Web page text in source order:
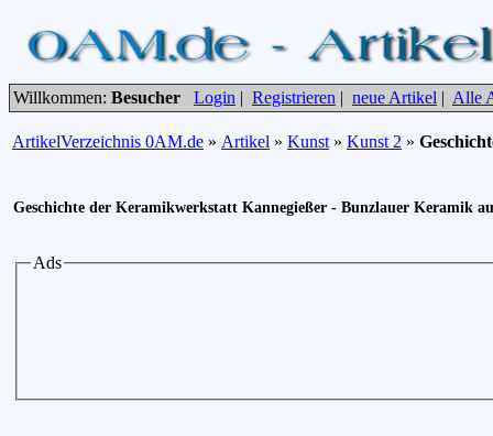
Willkommen: Besucher Login | Registrieren | neue Artikel | Alle
ArtikelVerzeichnis 0AM.de » Artikel » Kunst » Kunst 2 »
Geschichte der Keramikwerkstatt Kannegießer - Bunzlauer Keramik
Ads